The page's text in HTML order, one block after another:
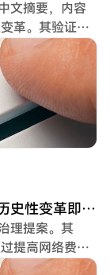
文摘要，内容
0553，核心
代币销毁规
增至约9000
通胀率的降低进
原计划的2032
1890万SOL的
的新代币释放
使Solana在
性调整仍待观
。
对于稳固的竞争币Solana（SOL），历史性变革即将来临！两大重要提案已准备就绪！以下是未来展望
理提案。其
提高网络费用
应量。 若提